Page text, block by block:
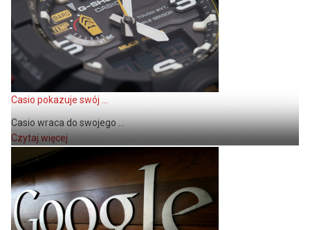
Casio pokazuje swój ...
Casio wraca do swojego ...
Czytaj więcej